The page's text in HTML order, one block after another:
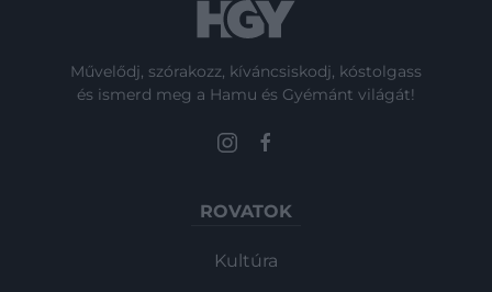
Művelődj, szórakozz, kíváncsiskodj, kóstolgass
és ismerd meg a Hamu és Gyémánt világát!
ROVATOK
Kultúra